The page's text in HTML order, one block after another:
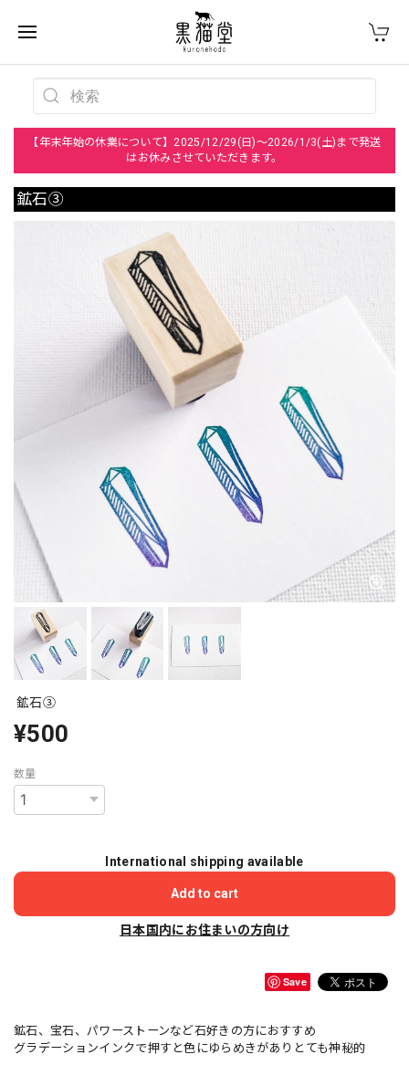
【年末年始の休業について】2025/12/29(日)～2026/1/3(土)まで発送
はお休みさせていただきます。
鉱石③
鉱石③
¥500
数量
International shipping available
Add to cart
日本国内にお住まいの方向け
Save
鉱石、宝石、パワーストーンなど石好きの方におすすめ
グラデーションインクで押すと色にゆらめきがありとても神秘的